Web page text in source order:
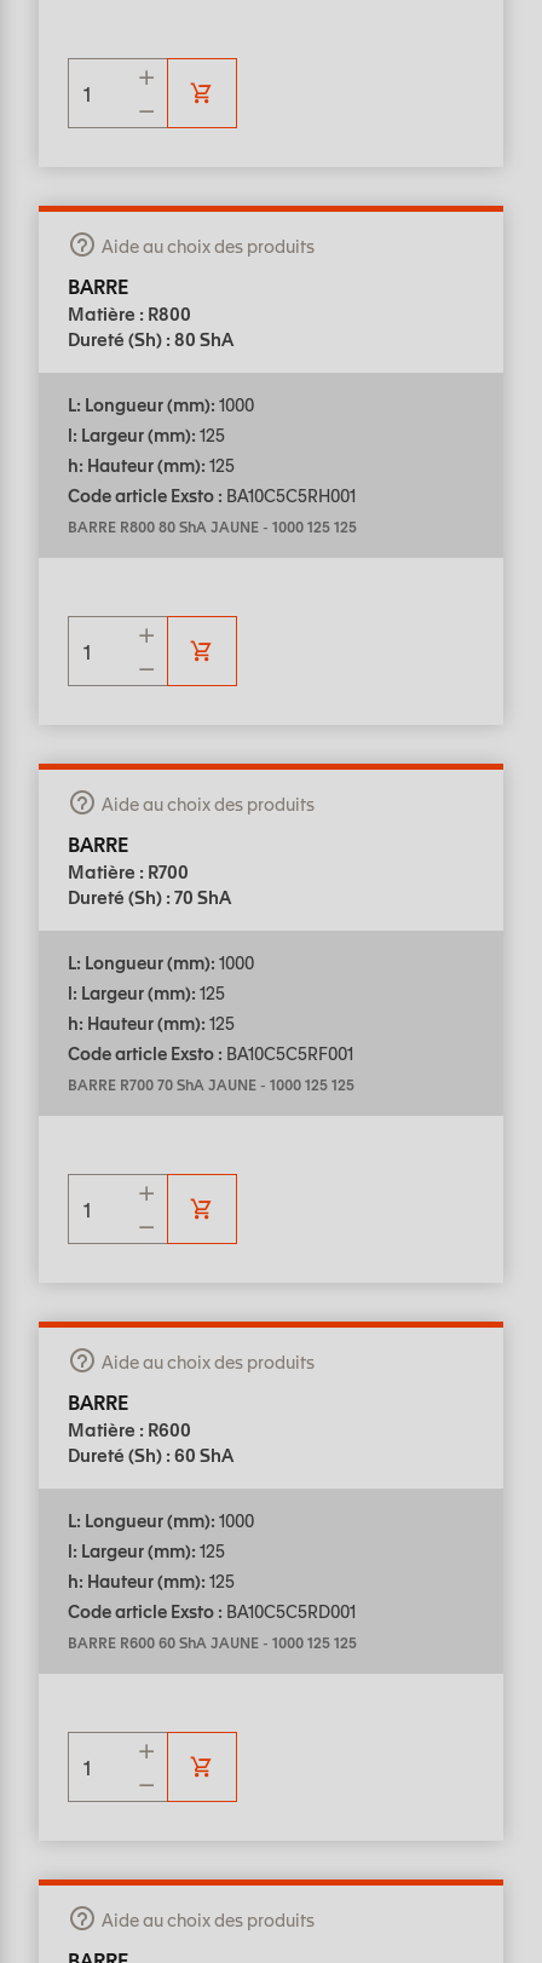
Aide au choix des produits
BARRE
Matière : R800
Dureté (Sh) : 80 ShA
L: Longueur (mm): 1000
l: Largeur (mm): 125
h: Hauteur (mm): 125
Code article Exsto : BA10C5C5RH001
BARRE R800 80 ShA JAUNE - 1000 125 125
Aide au choix des produits
BARRE
Matière : R700
Dureté (Sh) : 70 ShA
L: Longueur (mm): 1000
l: Largeur (mm): 125
h: Hauteur (mm): 125
Code article Exsto : BA10C5C5RF001
BARRE R700 70 ShA JAUNE - 1000 125 125
Aide au choix des produits
BARRE
Matière : R600
Dureté (Sh) : 60 ShA
L: Longueur (mm): 1000
l: Largeur (mm): 125
h: Hauteur (mm): 125
Code article Exsto : BA10C5C5RD001
BARRE R600 60 ShA JAUNE - 1000 125 125
Aide au choix des produits